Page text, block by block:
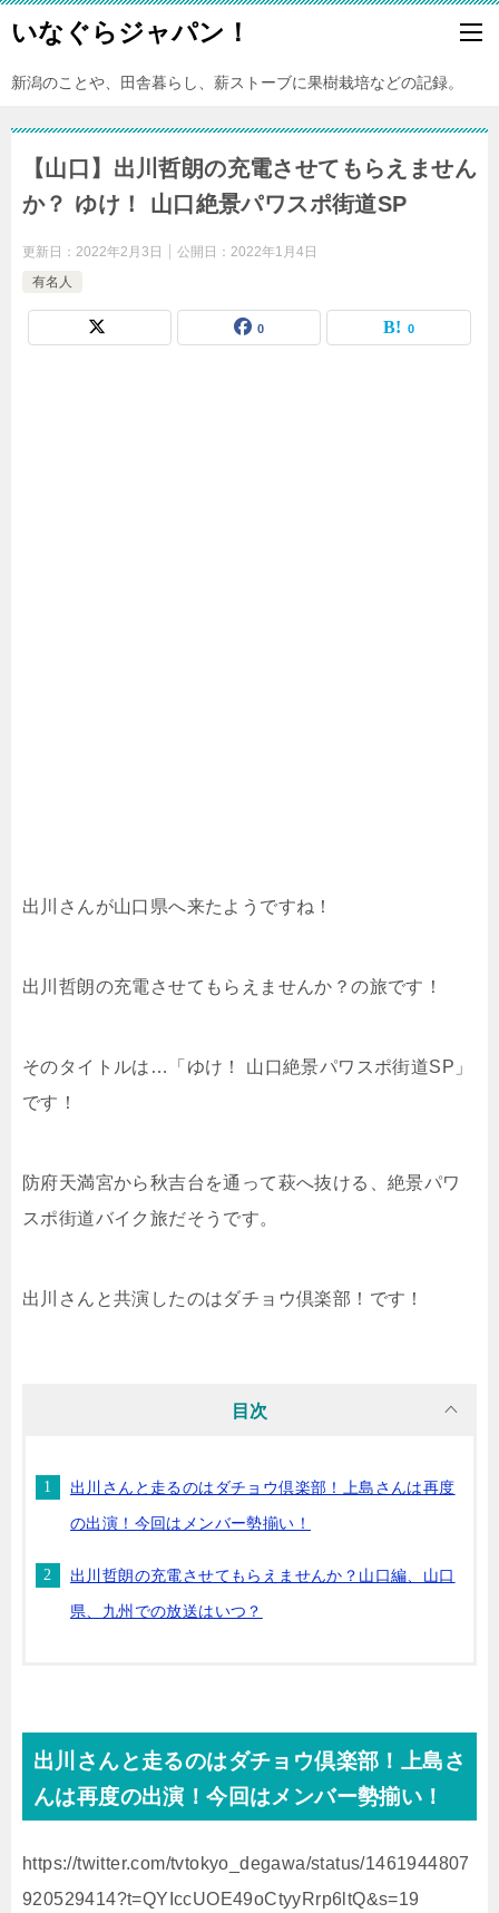
いなぐらジャパン！
新潟のことや、田舎暮らし、薪ストーブに果樹栽培などの記録。
【山口】出川哲朗の充電させてもらえません
か？ ゆけ！ 山口絶景パワスポ街道SP
更新日： 2022年2月3日 公開日： 2022年1月4日
有名人
0 0
出川さんが山口県へ来たようですね！
出川哲朗の充電させてもらえませんか？の旅です！
そのタイトルは…「ゆけ！ 山口絶景パワスポ街道SP」
です！
防府天満宮から秋吉台を通って萩へ抜ける、絶景パワ
スポ街道バイク旅だそうです。
出川さんと共演したのはダチョウ倶楽部！です！
目次
出川さんと走るのはダチョウ倶楽部！上島さんは再度
の出演！今回はメンバー勢揃い！
出川哲朗の充電させてもらえませんか？山口編、山口
県、九州での放送はいつ？
出川さんと走るのはダチョウ倶楽部！上島さ
んは再度の出演！今回はメンバー勢揃い！
https://twitter.com/tvtokyo_degawa/status/1461944807
920529414?t=QYIccUOE49oCtyyRrp6ltQ&s=19